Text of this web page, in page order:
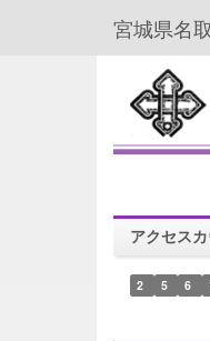
宮城県名
アクセス
2 5 6